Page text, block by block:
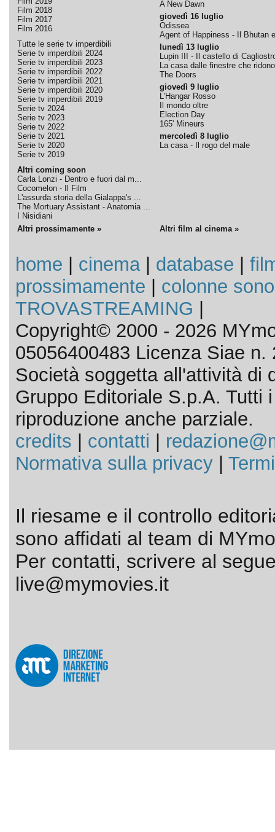
Film 2018
Film 2017
Film 2016
Tutte le serie tv imperdibili
Serie tv imperdibili 2024
Serie tv imperdibili 2023
Serie tv imperdibili 2022
Serie tv imperdibili 2021
Serie tv imperdibili 2020
Serie tv imperdibili 2019
Serie tv 2024
Serie tv 2023
Serie tv 2022
Serie tv 2021
Serie tv 2020
Serie tv 2019
Altri coming soon
Carla Lonzi - Dentro e fuori dal m...
Cocomelon - Il Film
L'assurda storia della Gialappa's ...
The Mortuary Assistant - Anatomia ...
I Nisidiani
A New Dawn
giovedì 16 luglio
Odissea
Agent of Happiness - Il Bhutan
lunedì 13 luglio
Lupin III - Il castello di
La casa dalle finestre che ridono
The Doors
giovedì 9 luglio
L'Hangar Rosso
Il mondo oltre
Election Day
165' Mineurs
mercoledì 8 luglio
La casa - Il rogo del male
Altri prossimamente » Altri film al cinema »
home cinema| database
prossimamente
colonne
TROVASTREAMING
Copyright© 2000 - 2026
05056400483 Licenza Siae n.
Società soggetta all'attività di
Gruppo Editoriale S.p.A. Tutti
riproduzione anche parziale.
credits
contatti
Normativa sulla privacy|
Il riesame e il controllo
sono affidati al team di
Per contatti, scrivere al
live@mymovies.it